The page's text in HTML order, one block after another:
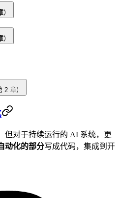
章）
但对于持续运行的 AI 系统，更
动化的部分写成代码，集成到开